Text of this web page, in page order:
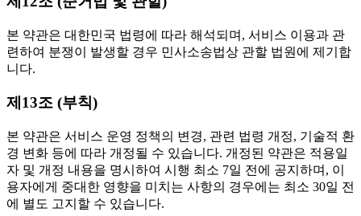
본 약관은 대한민국 법령에 따라 해석되며, 서비스 이용과 관
련하여 분쟁이 발생할 경우 민사소송법상 관할 법원에 제기합
니다.
제13조 (부칙)
본 약관은 서비스 운영 정책의 변경, 관련 법령 개정, 기술적 환
경 변화 등에 따라 개정될 수 있습니다. 개정된 약관은 적용일
자 및 개정 내용을 명시하여 시행 최소 7일 전에 공지하며, 이
용자에게 중대한 영향을 미치는 사항의 경우에는 최소 30일 전
에 별도 고지할 수 있습니다.